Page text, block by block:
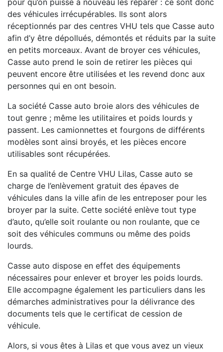
pour qu’on puisse à nouveau les réparer : ce sont donc
des véhicules irrécupérables. Ils sont alors
réceptionnés par des centres VHU tels que Casse auto
afin d’y être dépollués, démontés et réduits par la suite
en petits morceaux. Avant de broyer ces véhicules,
Casse auto prend le soin de retirer les pièces qui
peuvent encore être utilisées et les revend donc aux
personnes qui en ont besoin.
La société Casse auto broie alors des véhicules de
tout genre ; même les utilitaires et poids lourds y
passent. Les camionnettes et fourgons de différents
modèles sont ainsi broyés, et les pièces encore
utilisables sont récupérées.
En sa qualité de Centre VHU Lilas, Casse auto se
charge de l’enlèvement gratuit des épaves de
véhicules dans la ville afin de les entreposer pour les
broyer par la suite. Cette société enlève tout type
d’auto, qu’elle soit roulante ou non roulante, que ce
soit des véhicules communs ou même des poids
lourds.
Casse auto dispose en effet des équipements
nécessaires pour enlever et broyer les poids lourds.
Elle accompagne également les particuliers dans les
démarches administratives pour la délivrance des
documents tels que le certificat de cession de
véhicule.
Alors, si vous êtes à Lilas et que vous avez un vieux